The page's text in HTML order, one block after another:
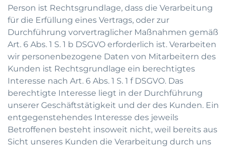
Person ist Rechtsgrundlage, dass die Verarbeitung
für die Erfüllung eines Vertrags, oder zur
Durchführung vorvertraglicher Maßnahmen gemäß
Art. 6 Abs. 1 S. 1 b DSGVO erforderlich ist. Verarbeiten
wir personenbezogene Daten von Mitarbeitern des
Kunden ist Rechtsgrundlage ein berechtigtes
Interesse nach Art. 6 Abs. 1 S. 1 f DSGVO. Das
berechtigte Interesse liegt in der Durchführung
unserer Geschäftstätigkeit und der des Kunden. Ein
entgegenstehendes Interesse des jeweils
Betroffenen besteht insoweit nicht, weil bereits aus
Sicht unseres Kunden die Verarbeitung durch uns